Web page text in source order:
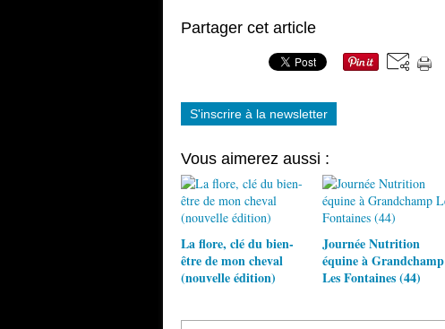
Partager cet article
S'inscrire à la newsletter
Vous aimerez aussi :
La flore, clé du bien-
être de mon cheval
(nouvelle édition)
Journée Nutrition
équine à Grandchamp
Les Fontaines (44)